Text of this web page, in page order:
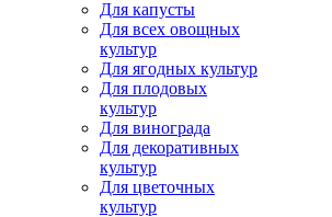
Для капусты
Для всех овощных
культур
Для ягодных культур
Для плодовых
культур
Для винограда
Для декоративных
культур
Для цветочных
культур